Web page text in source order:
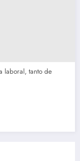
laboral, tanto de